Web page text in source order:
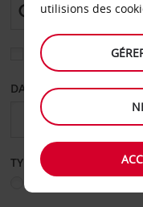
Sélectionnez une
DATE DE DÉPART
TYPE DE LOCATION
utilisions des